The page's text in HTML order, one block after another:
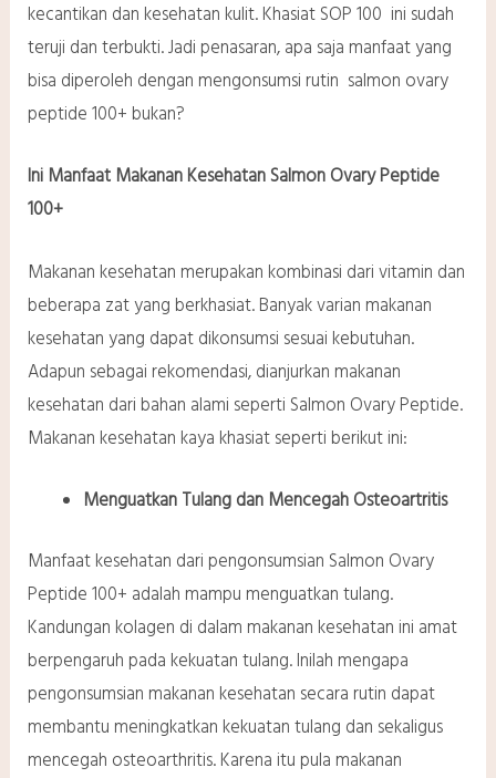
kecantikan dan kesehatan kulit. Khasiat SOP 100 ini sudah
teruji dan terbukti. Jadi penasaran, apa saja manfaat yang
bisa diperoleh dengan mengonsumsi rutin salmon ovary
peptide 100+ bukan?
Ini Manfaat Makanan Kesehatan Salmon Ovary Peptide
100+
Makanan kesehatan merupakan kombinasi dari vitamin dan
beberapa zat yang berkhasiat. Banyak varian makanan
kesehatan yang dapat dikonsumsi sesuai kebutuhan.
Adapun sebagai rekomendasi, dianjurkan makanan
kesehatan dari bahan alami seperti Salmon Ovary Peptide.
Makanan kesehatan kaya khasiat seperti berikut ini:
Menguatkan Tulang dan Mencegah Osteoartritis
Manfaat kesehatan dari pengonsumsian Salmon Ovary
Peptide 100+ adalah mampu menguatkan tulang.
Kandungan kolagen di dalam makanan kesehatan ini amat
berpengaruh pada kekuatan tulang. Inilah mengapa
pengonsumsian makanan kesehatan secara rutin dapat
membantu meningkatkan kekuatan tulang dan sekaligus
mencegah osteoarthritis. Karena itu pula makanan